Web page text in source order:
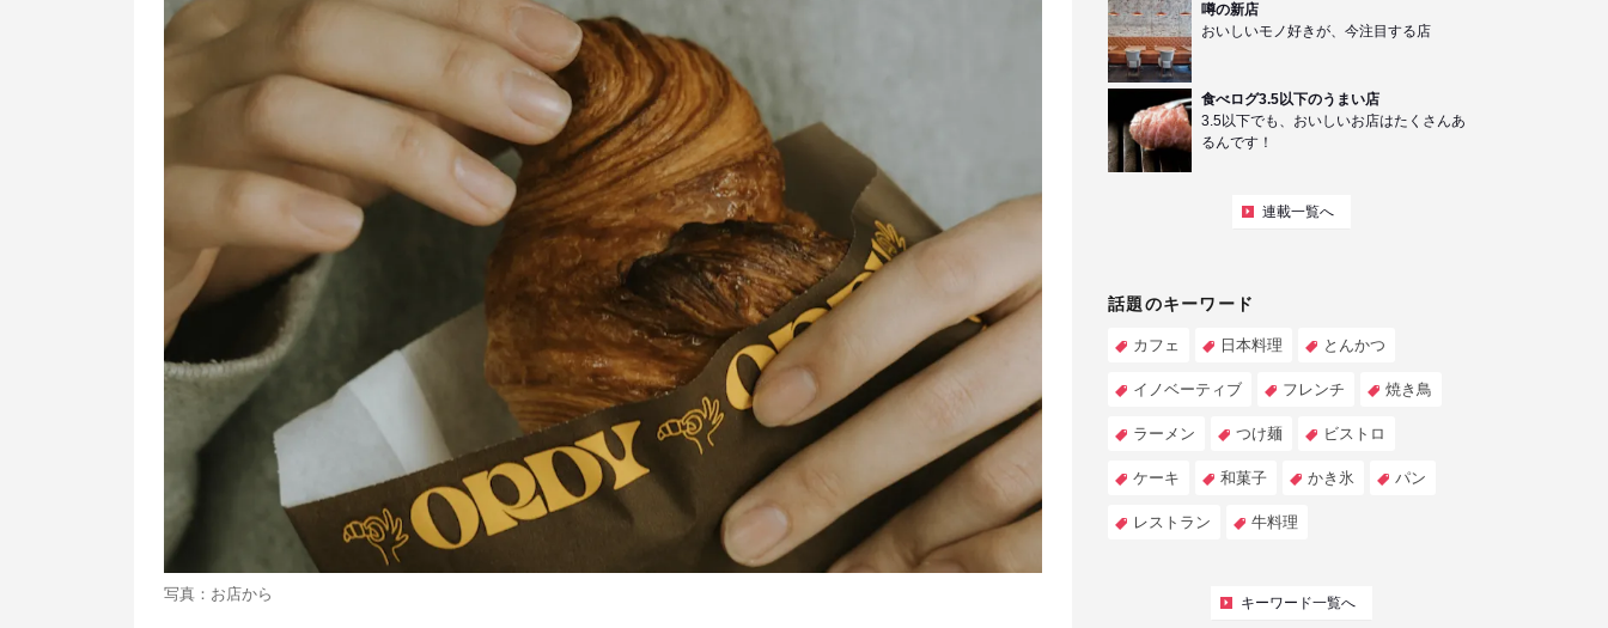
写真：お店から
噂の新店
おいしいモノ好きが、今注目する店
食べログ3.5以下のうまい店
3.5以下でも、おいしいお店はたくさんあ
るんです！
連載一覧へ
話題のキーワード
カフェ 日本料理 とんかつ
イノベーティブ フレンチ 焼き鳥
ラーメン つけ麺 ビストロ
ケーキ 和菓子 かき氷 パン
レストラン 牛料理
キーワード一覧へ